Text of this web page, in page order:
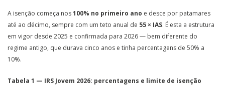
A isenção começa nos100% no primeiro ano e desce por patamares
até ao décimo, sempre com um teto anual de 55 × IAS. É esta a estrutura
em vigor desde 2025 e confirmada para 2026 — bem diferente do
regime antigo, que durava cinco anos e tinha percentagens de 50% a
10%.
Tabela 1 — IRS Jovem 2026: percentagens e limite de isenção